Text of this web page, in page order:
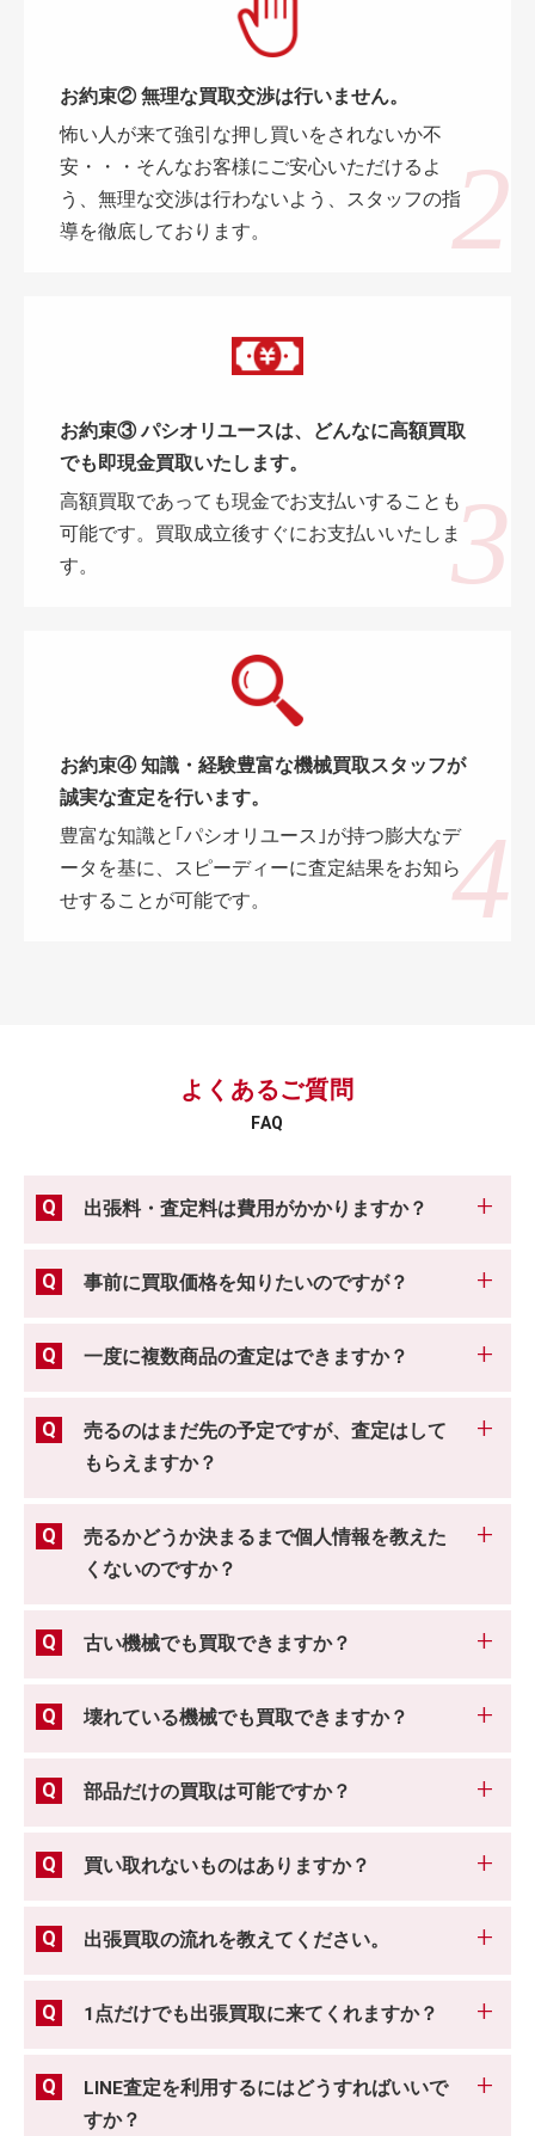
お約束② 無理な買取交渉は行いません。
怖い人が来て強引な押し買いをされないか不
安・・・そんなお客様にご安心いただけるよ
う、無理な交渉は行わないよう、スタッフの指
導を徹底しております。
お約束③ パシオリユースは、どんなに高額買取
でも即現金買取いたします。
高額買取であっても現金でお支払いすることも
可能です。買取成立後すぐにお支払いいたしま
す。
お約束④ 知識・経験豊富な機械買取スタッフが
誠実な査定を行います。
豊富な知識と｢パシオリユース｣が持つ膨大なデ
ータを基に、スピーディーに査定結果をお知ら
せすることが可能です。
よくあるご質問
FAQ
出張料・査定料は費用がかかりますか？
事前に買取価格を知りたいのですが？
一度に複数商品の査定はできますか？
売るのはまだ先の予定ですが、査定はして
もらえますか？
売るかどうか決まるまで個人情報を教えた
くないのですか？
古い機械でも買取できますか？
壊れている機械でも買取できますか？
部品だけの買取は可能ですか？
買い取れないものはありますか？
出張買取の流れを教えてください。
1点だけでも出張買取に来てくれますか？
LINE査定を利用するにはどうすればいいで
すか？